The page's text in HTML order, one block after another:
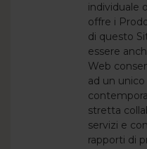
individuale
offre i
di questo
essere
Web
ad un
stretta
servizi e
rapporti di